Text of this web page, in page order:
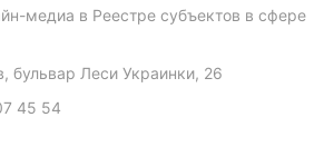
медиа в Реестре субъектов в сфере
бульвар Леси Украинки, 26
45 54